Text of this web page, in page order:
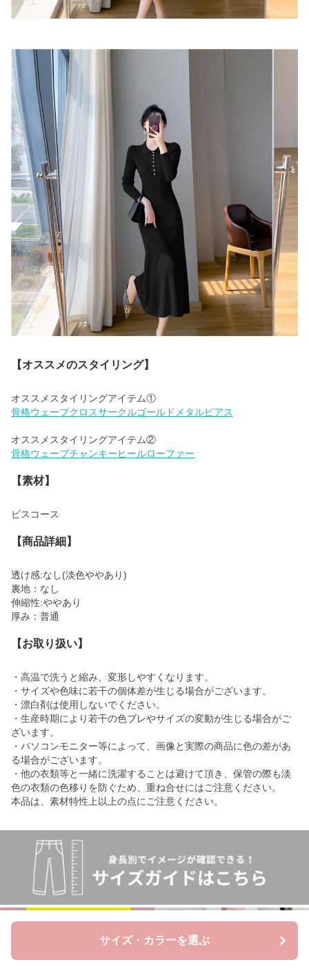
サイズ・カラーを選ぶ
【オススメのスタイリング】
骨格ウェーブクロスサークルゴールドメタルピアス
骨格ウェーブチャンキーヒールローファー
【素材】
ビスコース
【商品詳細】
透け感:なし(淡色ややあり)
裏地：なし
伸縮性:ややあり
厚み：普通
【お取り扱い】
・高温で洗うと縮み、変形しやすくなります。
・サイズや色味に若干の個体差が生じる場合がございます。
・漂白剤は使用しないでください。
・生産時期により若干の色ブレやサイズの変動が生じる場合がご
ざいます。
・パソコンモニター等によって、画像と実際の商品に色の差があ
る場合がございます。
・他の衣類等と一緒に洗濯することは避けて頂き、保管の際も淡
色の衣類の色移りを防ぐため、重ね合せにはご注意ください。
本品は、素材特性上以上の点にご注意ください。